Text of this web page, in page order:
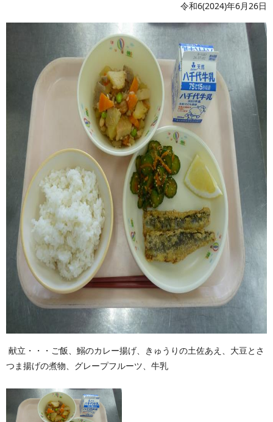
令和6(2024)年6月26日
献立・・・ご飯、鰯のカレー揚げ、きゅうりの土佐あえ、大豆とさ
つま揚げの煮物、グレープフルーツ、牛乳